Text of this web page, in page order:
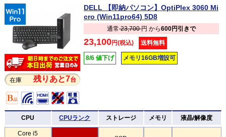
在庫 残りあと7台
DELL 【即納パソコン】OptiPlex 3060 Mi
cro (Win11pro64) 5D8
通常23,700円 から600円引きで
23,100円(税込) 送料無料
8/6 値下げ メモリ16GB増設可
CPU CPUランク ストレージ メモリ 液晶/解像度
Core i5